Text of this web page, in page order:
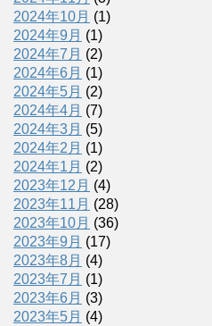
2024年10月 (1)
2024年9月 (1)
2024年7月 (2)
2024年6月 (1)
2024年5月 (2)
2024年4月 (7)
2024年3月 (5)
2024年2月 (1)
2024年1月 (2)
2023年12月 (4)
2023年11月 (28)
2023年10月 (36)
2023年9月 (17)
2023年8月 (4)
2023年7月 (1)
2023年6月 (3)
2023年5月 (4)